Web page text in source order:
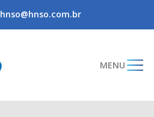
hnso@hnso.com.br
MENU